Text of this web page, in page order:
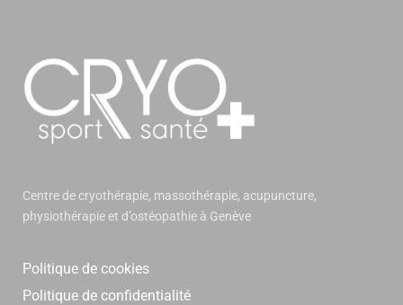
Centre de cryothérapie, massothérapie, acupuncture,
physiothérapie et d’ostéopathie à Genève
Politique de cookies
Politique de confidentialité